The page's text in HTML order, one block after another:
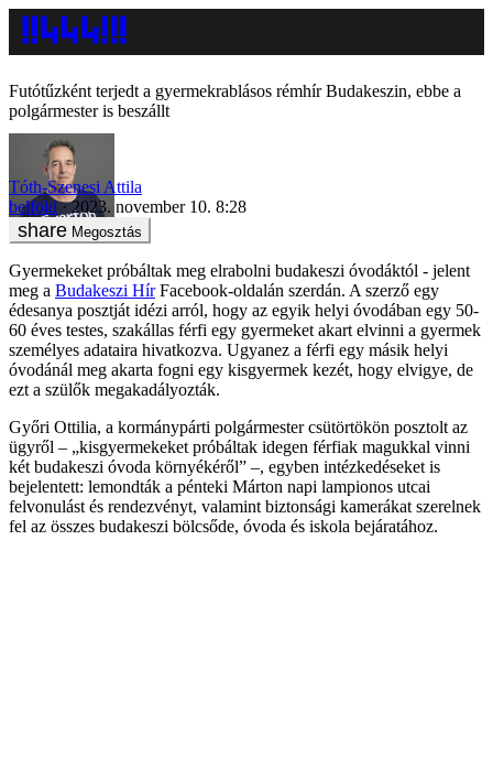
Futótűzként terjedt a gyermekrablásos rémhír Budakeszin, ebbe a
polgármester is beszállt
Tóth-Szenesi Attila
belföld
2023. november 10. 8:28
Megosztás
Gyermekeket próbáltak meg elrabolni budakeszi óvodáktól - jelent
meg a Budakeszi HírFacebook-oldalán szerdán. A szerző egy
édesanya posztját idézi arról, hogy az egyik helyi óvodában egy 50-
60 éves testes, szakállas férfi egy gyermeket akart elvinni a gyermek
személyes adataira hivatkozva. Ugyanez a férfi egy másik helyi
óvodánál meg akarta fogni egy kisgyermek kezét, hogy elvigye, de
ezt a szülők megakadályozták.
Győri Ottilia, a kormánypárti polgármester csütörtökön posztolt az
ügyről – „kisgyermekeket próbáltak idegen férfiak magukkal vinni
két budakeszi óvoda környékéről” –, egyben intézkedéseket is
bejelentett: lemondták a pénteki Márton napi lampionos utcai
felvonulást és rendezvényt, valamint biztonsági kamerákat szerelnek
fel az összes budakeszi bölcsőde, óvoda és iskola bejáratához.